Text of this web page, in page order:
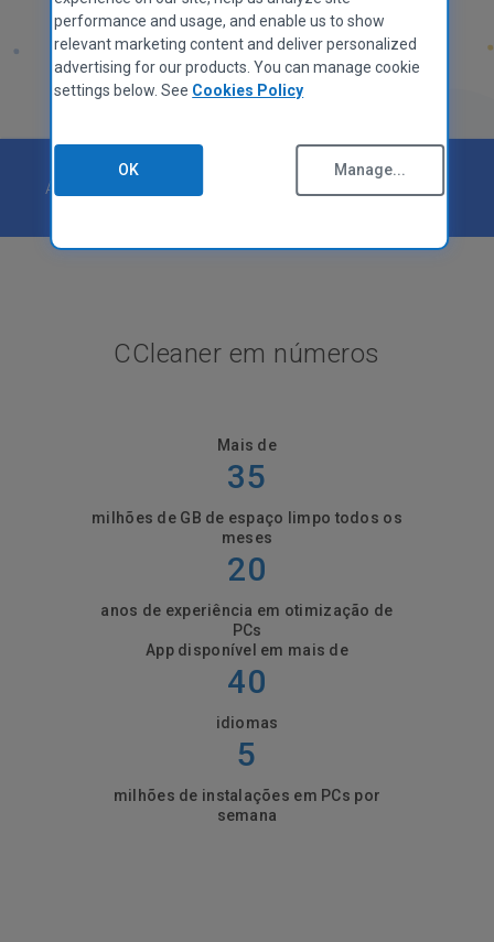
Avaliado como pela
CCleaner em números
Mais de
35
milhões de GB de espaço limpo todos os
meses
20
anos de experiência em otimização de
PCs
App disponível em mais de
40
idiomas
5
milhões de instalações em PCs por
semana
performance and usage, and enable us to show
relevant marketing content and deliver personalized
advertising for our products. You can manage cookie
settings below. See Cookies Policy
OK Manage...